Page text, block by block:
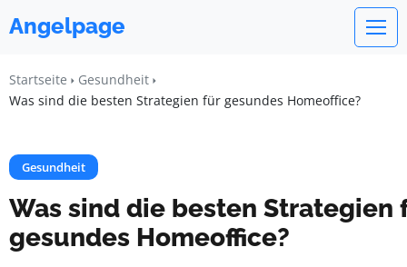
Angelpage
Startseite
Gesundheit
Was sind die besten Strategien für gesundes Homeoffice?
Gesundheit
Was sind die besten Strategien
gesundes Homeoffice?